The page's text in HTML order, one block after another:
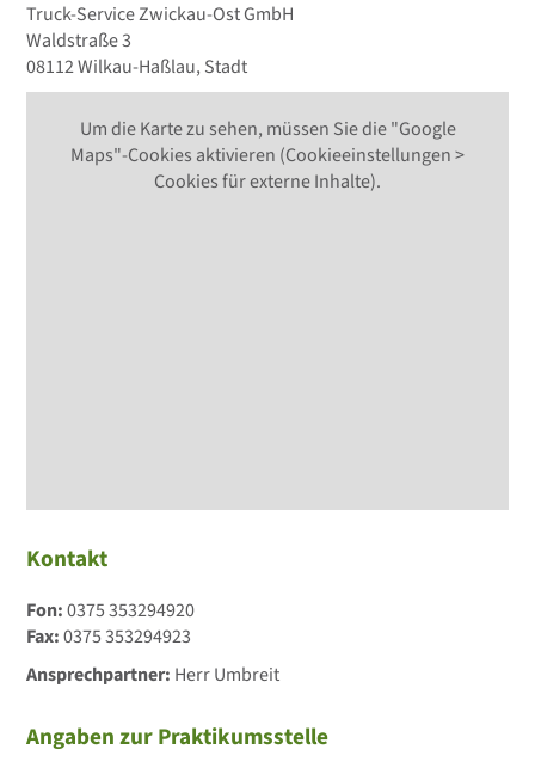
Truck-Service Zwickau-Ost GmbH
Waldstraße 3
08112 Wilkau-Haßlau, Stadt
Um die Karte zu sehen, müssen Sie die "Google
Maps"-Cookies aktivieren (Cookieeinstellungen >
Cookies für externe Inhalte).
Kontakt
Fon:0375 353294920
Fax:0375 353294923
Ansprechpartner: Herr Umbreit
Angaben zur Praktikumsstelle